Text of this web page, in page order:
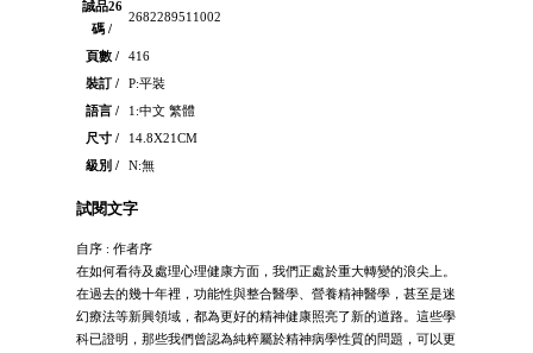
誠品26
碼 /
2682289511002
頁數 /
416
裝訂 /
P:平裝
語言 /
1:中文 繁體
尺寸 /
14.8X21CM
級別 /
N:無
試閱文字
自序 : 作者序
在如何看待及處理心理健康方面，我們正處於重大轉變的浪尖上。
在過去的幾十年裡，功能性與整合醫學、營養精神醫學，甚至是迷
幻療法等新興領域，都為更好的精神健康照亮了新的道路。這些學
科已證明，那些我們曾認為純粹屬於精神病學性質的問題，可以更